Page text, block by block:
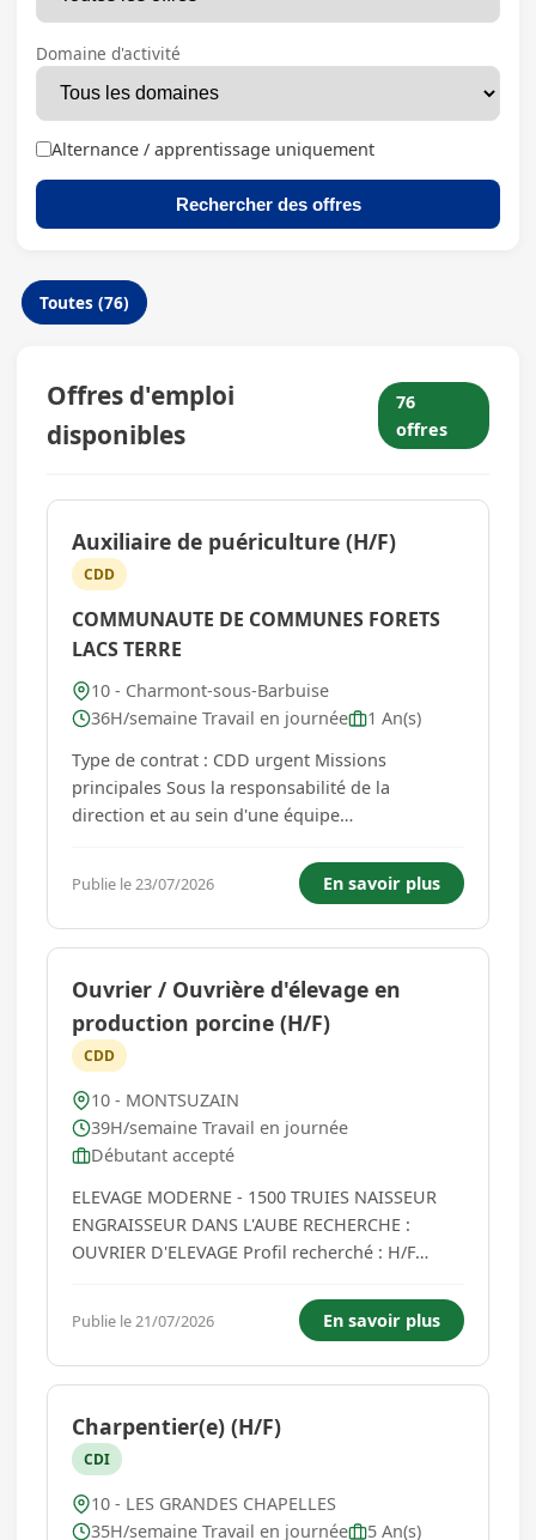
Domaine d'activité
Alternance / apprentissage uniquement
Rechercher des offres
Toutes (76)
Offres d'emploi
disponibles
76
offres
Auxiliaire de puériculture (H/F)
CDD
COMMUNAUTE DE COMMUNES FORETS
LACS TERRE
10 - Charmont-sous-Barbuise
36H/semaine Travail en journée
1 An(s)
Type de contrat : CDD urgent Missions
principales Sous la responsabilité de la
direction et au sein d'une équipe
participe à l'accueil et à l'accompagnement de
jeunes enfants dans le respect de leurs besoins
et de leur rythme. À ce titre, vous...
Publie le 23/07/2026 En savoir plus
Ouvrier / Ouvrière d'élevage en
production porcine (H/F)
CDD
10 - MONTSUZAIN
39H/semaine Travail en journée
Débutant accepté
ELEVAGE MODERNE - 1500 TRUIES NAISSEUR
ENGRAISSEUR DANS L'AUBE RECHERCHE :
OUVRIER D'ELEVAGE Profil recherché : H/F
animalier, courageux et rigoureux dans votre
travail, vous avez le sens de la communication
et l'envie d'apprendre. Vous serez formé(e) s...
Publie le 21/07/2026 En savoir plus
Charpentier(e) (H/F)
CDI
10 - LES GRANDES CHAPELLES
35H/semaine Travail en journée
5 An(s)